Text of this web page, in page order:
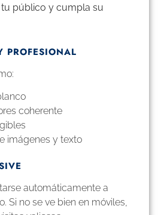
público y cumpla su
PROFESIONAL
coherente
imágenes y texto
automáticamente a
Si no se ve bien en móviles,